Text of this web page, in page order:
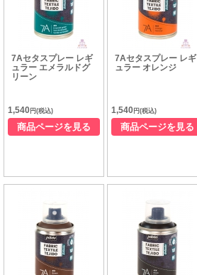
7Aセタスプレー レギ
ュラー エメラルドグ
リーン
1,540 円(税込)
商品ページを見る
7Aセタスプレー レギ
ュラー オレンジ
1,540円(税込)
商品ページを見る